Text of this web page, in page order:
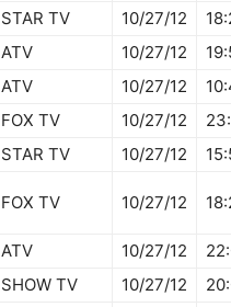
STAR TV 10/27/12
ATV 10/27/12
ATV 10/27/12
FOX TV 10/27/12
STAR TV 10/27/12
FOX TV 10/27/12
ATV 10/27/12
SHOW TV 10/27/12